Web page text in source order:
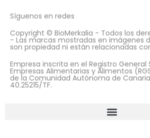
Síguenos en redes
Copyright © BioMerkalia - Todos los
- Las marcas mostradas en imágenes
son propiedad ni están relacionadas
Empresa inscrita en el Registro General
Empresas Alimentarias y Alimentos
de la Comunidad Autónoma de
40.25215/TF.